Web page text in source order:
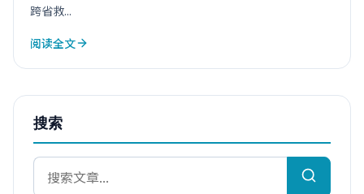
跨省救...
阅读全文
搜索